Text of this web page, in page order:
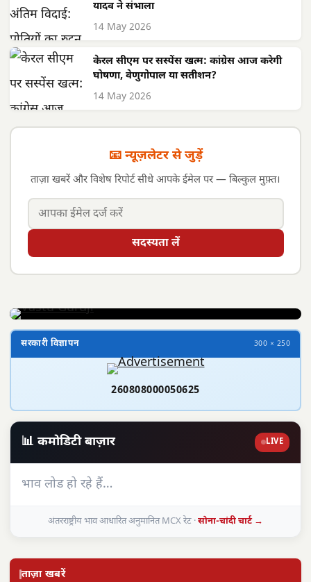
यादव ने संभाला
14 May 2026
केरल सीएम पर सस्पेंस खत्म: कांग्रेस आज करेगी
घोषणा, वेणुगोपाल या सतीशन?
14 May 2026
📧 न्यूज़लेटर से जुड़ें
ताज़ा खबरें और विशेष रिपोर्ट सीधे आपके ईमेल पर — बिल्कुल मुफ़्त।
सदस्यता लें
सरकारी विज्ञापन 300 × 250
260808000050625
📊 कमोडिटी बाज़ार LIVE
भाव लोड हो रहे हैं…
अंतरराष्ट्रीय भाव आधारित अनुमानित MCX रेट ·सोना-चांदी चार्ट →
ताज़ा खबरें